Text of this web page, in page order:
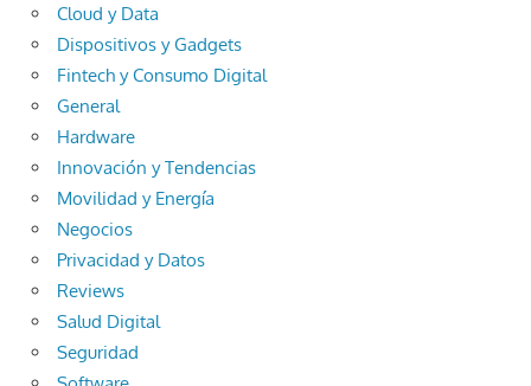
Cloud y Data
Dispositivos y Gadgets
Fintech y Consumo Digital
General
Hardware
Innovación y Tendencias
Movilidad y Energía
Negocios
Privacidad y Datos
Reviews
Salud Digital
Seguridad